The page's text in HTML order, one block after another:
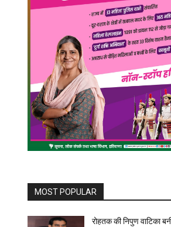
MOST POPULAR
रोहतक की निपुण वाटिका